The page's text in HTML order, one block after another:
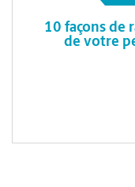
10 façons de
de votre